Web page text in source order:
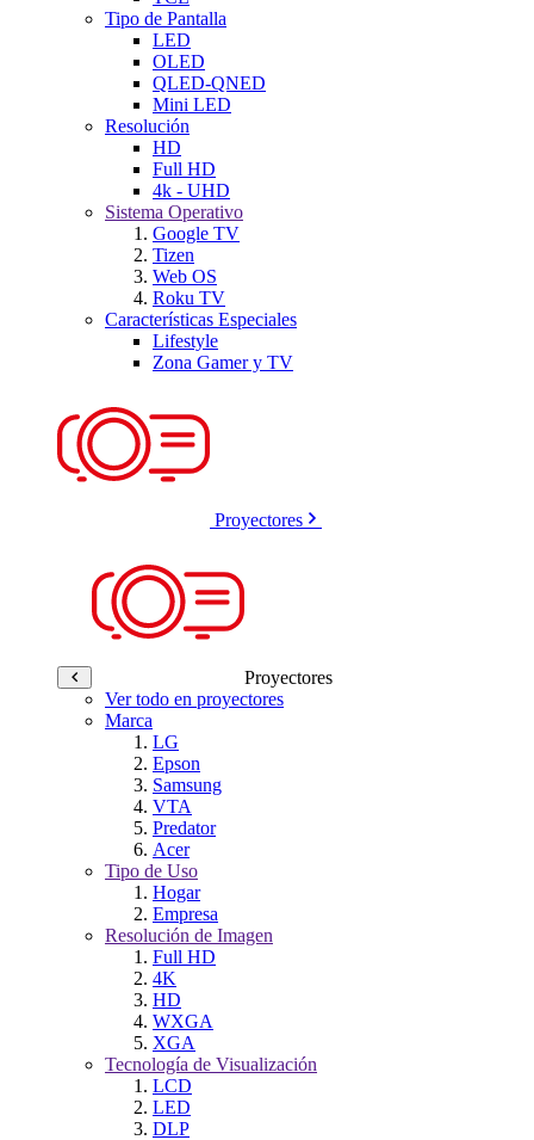
Tipo de Pantalla
LED
OLED
QLED-QNED
Mini LED
Resolución
HD
Full HD
4k - UHD
Sistema Operativo
Google TV
Tizen
Web OS
Roku TV
Características Especiales
Lifestyle
Zona Gamer y TV
Proyectores
Proyectores
Ver todo en proyectores
Marca
LG
Epson
Samsung
VTA
Predator
Acer
Tipo de Uso
Hogar
Empresa
Resolución de Imagen
Full HD
4K
HD
WXGA
XGA
Tecnología de Visualización
LCD
LED
DLP